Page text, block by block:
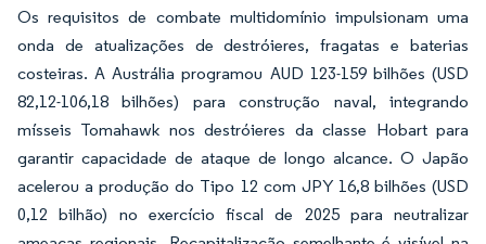
Os requisitos de combate multidomínio impulsionam uma
onda de atualizações de destróieres, fragatas e baterias
costeiras. A Austrália programou AUD 123-159 bilhões (USD
82,12-106,18 bilhões) para construção naval, integrando
mísseis Tomahawk nos destróieres da classe Hobart para
garantir capacidade de ataque de longo alcance. O Japão
acelerou a produção do Tipo 12 com JPY 16,8 bilhões (USD
0,12 bilhão) no exercício fiscal de 2025 para neutralizar